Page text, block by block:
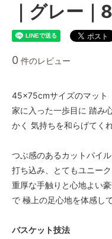
｜グレー｜8
0 件のレビュー
45×75cmサイズのマット
家に入った一歩目に 踏み
かく 気持ちを和らげてくれ
つぶ感のあるカットパイ
打ち込み、とてもユニー
重厚な手触りと心地よい
で 極上の足心地を体感し
バスケット技法